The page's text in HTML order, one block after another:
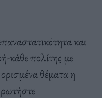
και
κάθε πολίτης με
ορισμένα θέματα η